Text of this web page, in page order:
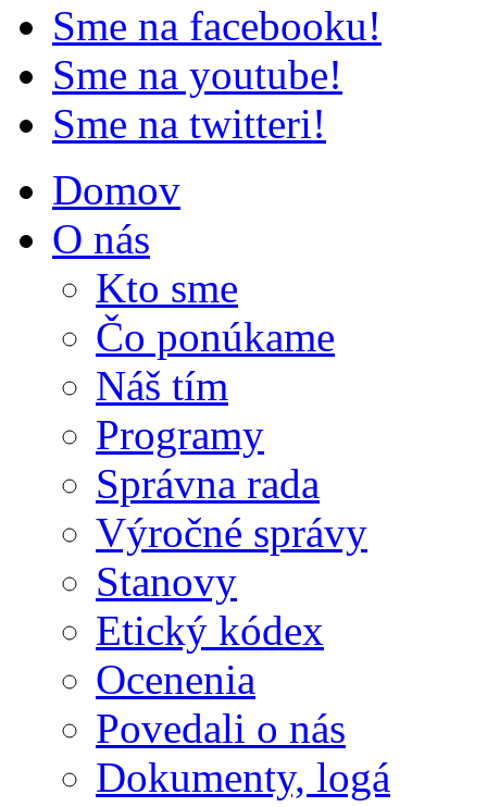
Sme na facebooku!
Sme na youtube!
Sme na twitteri!
Domov
O nás
Kto sme
Čo ponúkame
Náš tím
Programy
Správna rada
Výročné správy
Stanovy
Etický kódex
Ocenenia
Povedali o nás
Dokumenty, logá